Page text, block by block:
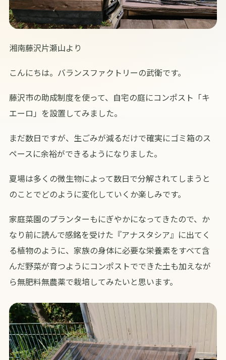
湘南藤沢片瀬山より
こんにちは。バランスファクトリーの武衛です。
藤沢市の助成制度を使って、自宅の庭にコンポスト「キ
エーロ」を設置してみました。
まだ数日ですが、生ごみが減るだけで確実にゴミ箱のス
ペースに余裕ができるようになりました。
夏場は多くの微生物によって数日で分解されてしまうと
のことでどのように変化していくか楽しみです。
家庭菜園のプランターもにぎやかになってきたので、か
なり前に読んで感銘を受けた『アナスタシア』に出てく
る植物のように、家族の身体に必要な栄養素をすべて含
んだ野菜が育つようにコンポストでできた土も加えなが
ら無肥料無農薬で栽培してみたいと思います。